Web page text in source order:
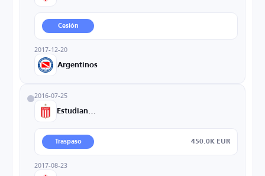
Cesión
2017-12-20
Argentinos
2016-07-25
Traspaso 450.0K EUR
2017-08-23